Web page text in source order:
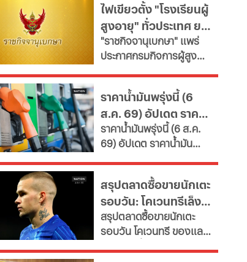
ไฟเขียวตั้ง "โรงเรียนผู้
สูงอายุ" ทั่วประเทศ ยก
ระดับคุณภาพชีวิต เช็ก
เงื่อนไข
"ราชกิจจานุเบกษา" แพร่
ประกาศกรมกิจการผู้สูง
"โรงเรียนผู้สูงอายุ" มุ่งขับ
เคลื่อนสังคมสูงวัยอย่างมี
คุณค่า หนุนพัฒนา
ศักยภาพ-เรียนรู้ตลอดชีวิต
เผยช่องทางยื่นคำขอทั้ง
กทม.-ต่างจังหวัด พบ
ฝ่าฝืนเกณฑ์เสี่ยงถูกสั่ง
เพิกถอน
ราคาน้ำมันพรุ่งนี้ (6
ส.ค. 69) อัปเดต ราคา
น้ำมันล่าสุด จากปั๊ม
ใหญ่
ราคาน้ำมันพรุ่งนี้ (6 ส.ค.
69) อัปเดต ราคาน้ำมัน
ขนาดใหญ่ มีทั้งราคาน้ำมัน
ดีเซล เบนซิน และ แก๊สโซ
ฮอล์
สรุปตลาดซื้อขายนักเตะ
รอบวัน: โคเวนทรีเล็ง
"มูดริก" สาลิกาปัดปืน
ซื้อ "กิมาไรส์"
สรุปตลาดซื้อขายนักเตะ
รอบวัน โคเวนทรี ของแลม